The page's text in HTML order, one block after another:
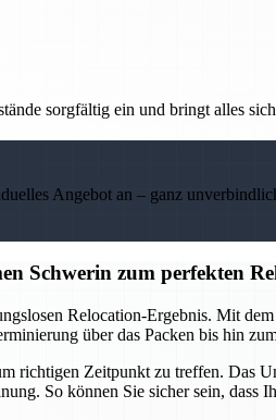
sorgfältig ein und bringt alles
Angebot an – ganz
Schwerin zum perfekten
Relocation-Ergebnis. Mit
über das Packen bis hin
richtigen Zeitpunkt zu treffen. Das
So können Sie sicher sein,